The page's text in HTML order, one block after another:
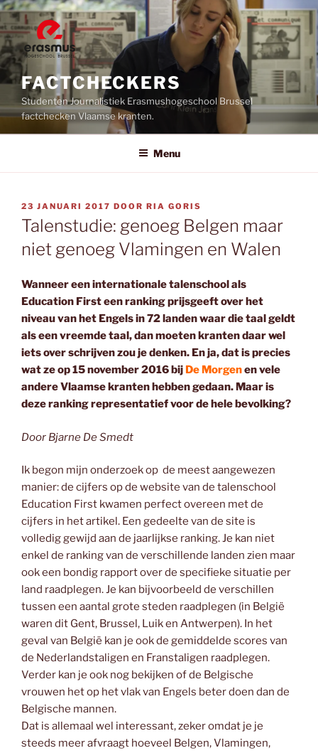
Ga
naar
de
inhoud
FACTCHECKERS
Studenten Journalistiek Erasmushogeschool Brussel
factchecken Vlaamse kranten.
Menu
GEPLAATST
OP
23 JANUARI 2017 DOOR RIA GORIS
Talenstudie: genoeg Belgen maar
niet genoeg Vlamingen en Walen
Wanneer een internationale talenschool als
Education First een ranking prijsgeeft over het
niveau van het Engels in 72 landen waar die taal geldt
als een vreemde taal, dan moeten kranten daar wel
iets over schrijven zou je denken. En ja, dat is precies
wat ze op 15 november 2016 bij De Morgenen vele
andere Vlaamse kranten hebben gedaan. Maar is
deze ranking representatief voor de hele bevolking?
Door Bjarne De Smedt
Ik begon mijn onderzoek op de meest aangewezen
manier: de cijfers op de website van de talenschool
Education First kwamen perfect overeen met de
cijfers in het artikel. Een gedeelte van de site is
volledig gewijd aan de jaarlijkse ranking. Je kan niet
enkel de ranking van de verschillende landen zien maar
ook een bondig rapport over de specifieke situatie per
land raadplegen. Je kan bijvoorbeeld de verschillen
tussen een aantal grote steden raadplegen (in België
waren dit Gent, Brussel, Luik en Antwerpen). In het
geval van België kan je ook de gemiddelde scores van
de Nederlandstaligen en Franstaligen raadplegen.
Verder kan je ook nog bekijken of de Belgische
vrouwen het op het vlak van Engels beter doen dan de
Belgische mannen.
Dat is allemaal wel interessant, zeker omdat je je
steeds meer afvraagt hoeveel Belgen, Vlamingen,